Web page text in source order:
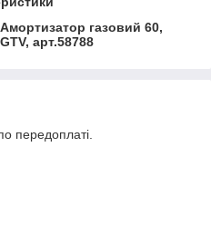
Амортизатор газовий 60,
GTV, арт.58788
передоплаті.